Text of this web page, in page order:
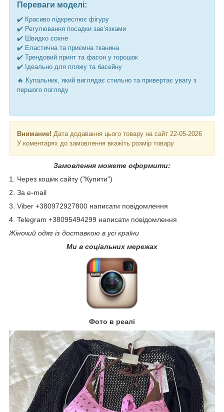
Переваги моделі:
✔️ Красиво підкреслює фігуру
✔️ Регулювання посадки зав’язками
✔️ Швидко сохне
✔️ Еластична та приємна тканина
✔️ Трендовий принт та фасон у горошок
✔️ Ідеально для пляжу та басейну
🔥 Купальник, який виглядає стильно та привертає увагу з
першого погляду
Внимание! Дата додавання цього товару на сайт 22-05-2026
У коментарях до замовлення вкажіть розмір товару
Замовлення можете оформити:
1. Через кошик сайту ("Купити")
2. За e-mail
3. Viber +380972927800 написати повідомлення
4. Telegram +38095494299 написати повідомлення
Жіночий одяг із доставкою в усі країни
Ми в соціальних мережах
Фото в реалі